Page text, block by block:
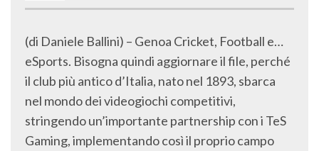
(di Daniele Ballini) – Genoa Cricket, Football e…
eSports. Bisogna quindi aggiornare il file, perché
il club più antico d’Italia, nato nel 1893, sbarca
nel mondo dei videogiochi competitivi,
stringendo un’importante partnership con i TeS
Gaming, implementando così il proprio campo